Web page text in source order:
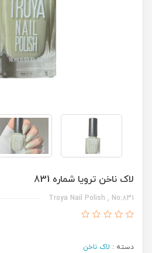
لاک ناخن ترویا شماره 831
Troya Nail Polish , No:831
دسته : لاک ناخن